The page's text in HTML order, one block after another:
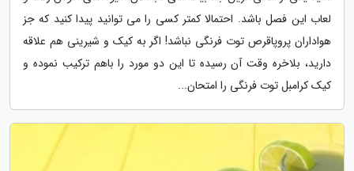
لعاب این فصل باشد. احتمالا کمتر کسی را می توانید پیدا کنید که جز
هواداران پروپاقرص توت فرنگی نباشد! اگر به کیک و شیرینی هم علاقه
دارید، بلاخره وقت آن رسیده تا این دو مورد را باهم ترکیب نموده و
کیک کرامبل توت فرنگی را امتحان...